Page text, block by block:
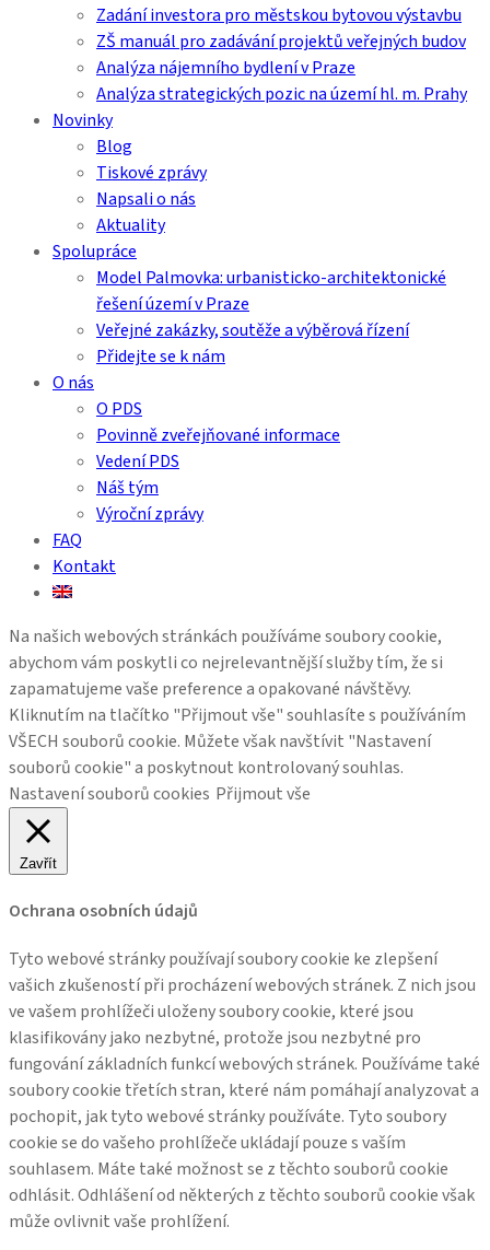
Zadání investora pro městskou bytovou výstavbu
ZŠ manuál pro zadávání projektů veřejných budov
Analýza nájemního bydlení v Praze
Analýza strategických pozic na území hl. m. Prahy
Novinky
Blog
Tiskové zprávy
Napsali o nás
Aktuality
Spolupráce
Model Palmovka: urbanisticko-architektonické
řešení území v Praze
Veřejné zakázky, soutěže a výběrová řízení
Přidejte se k nám
O nás
O PDS
Povinně zveřejňované informace
Vedení PDS
Náš tým
Výroční zprávy
FAQ
Kontakt
Na našich webových stránkách používáme soubory cookie,
abychom vám poskytli co nejrelevantnější služby tím, že si
zapamatujeme vaše preference a opakované návštěvy.
Kliknutím na tlačítko "Přijmout vše" souhlasíte s používáním
VŠECH souborů cookie. Můžete však navštívit "Nastavení
souborů cookie" a poskytnout kontrolovaný souhlas.
Nastavení souborů cookies Přijmout vše
Zavřít
Ochrana osobních údajů
Tyto webové stránky používají soubory cookie ke zlepšení
vašich zkušeností při procházení webových stránek. Z nich jsou
ve vašem prohlížeči uloženy soubory cookie, které jsou
klasifikovány jako nezbytné, protože jsou nezbytné pro
fungování základních funkcí webových stránek. Používáme také
soubory cookie třetích stran, které nám pomáhají analyzovat a
pochopit, jak tyto webové stránky používáte. Tyto soubory
cookie se do vašeho prohlížeče ukládají pouze s vaším
souhlasem. Máte také možnost se z těchto souborů cookie
odhlásit. Odhlášení od některých z těchto souborů cookie však
může ovlivnit vaše prohlížení.